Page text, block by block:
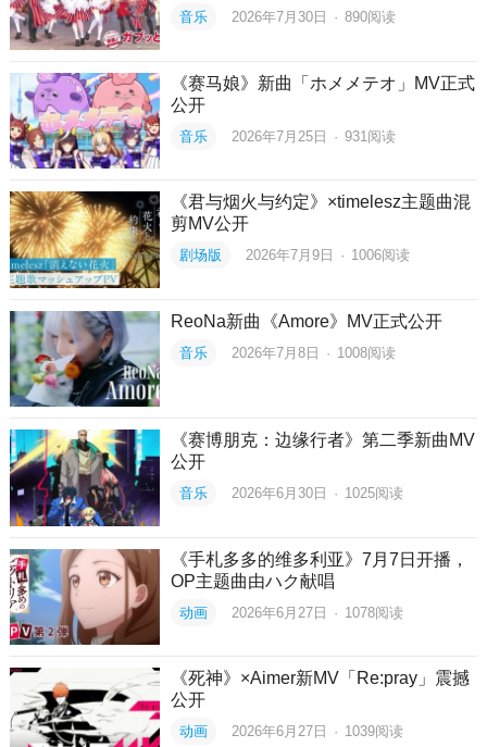
音乐 2026年7月30日 · 890阅读
《赛马娘》新曲「ホメメテオ」MV正式
公开
音乐 2026年7月25日 · 931 阅读
《君与烟火与约定》×timelesz主题曲混
剪MV公开
剧场版 2026年7月9日 · 1006阅读
ReoNa新曲《Amore》MV正式公开
音乐 2026年7月8日 · 1008阅读
《赛博朋克：边缘行者》第二季新曲MV
公开
音乐 2026年6月30日 · 1025阅读
《手札多多的维多利亚》7月7日开播，
OP主题曲由ハク献唱
动画 2026年6月27日 · 1078阅读
《死神》×Aimer新MV「Re:pray」震撼
公开
动画 2026年6月27日 · 1039阅读